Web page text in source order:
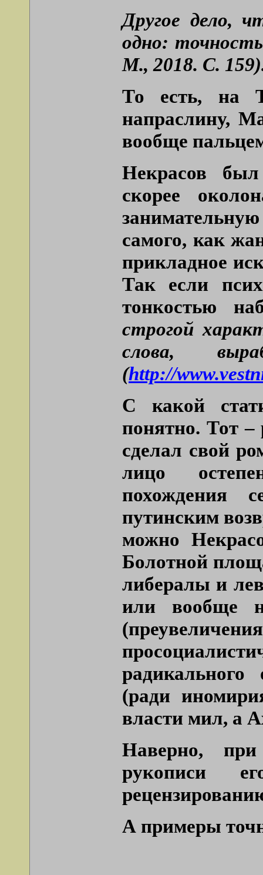
Другое дело,
одно:
М., 2018. С.
То есть, на
напраслину,
вообще
Некрасов
скорее
самого, как
прикладное
Так если
тонкостью
строгой
слова,
(http://
С какой
понятно. Тот –
сделал свой
лицо
похождения
путинским
можно
Болотной
либералы и
или вообще
(ради
власти мил, а
Наверно, при
рукописи
А примеры